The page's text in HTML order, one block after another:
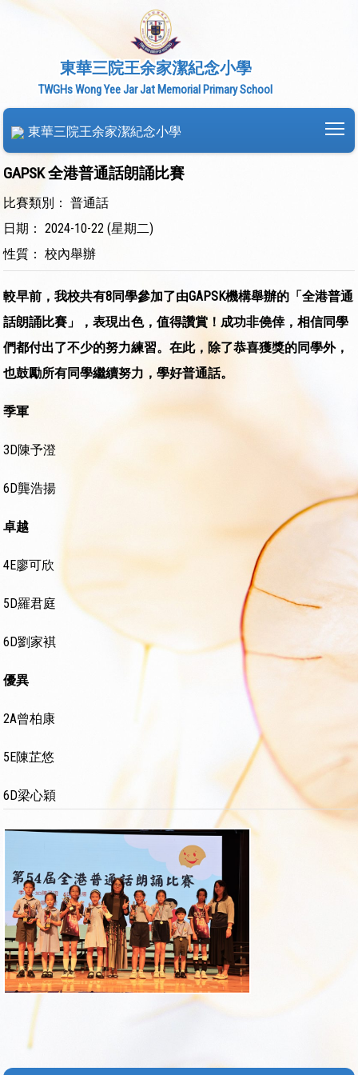
東華三院王余家潔紀念小學
TWGHs Wong Yee Jar Jat Memorial Primary School
東華三院王余家潔紀念小學
GAPSK 全港普通話朗誦比賽
比賽類別： 普通話
日期： 2024-10-22 (星期二)
性質： 校內舉辦
較早前，我校共有8同學參加了由GAPSK機構舉辦的「全港普通
話朗誦比賽」，表現出色，值得讚賞！成功非僥倖，相信同學
們都付出了不少的努力練習。在此，除了恭喜獲獎的同學外，
也鼓勵所有同學繼續努力，學好普通話。
季軍
3D陳予澄
6D龔浩揚
卓越
4E廖可欣
5D羅君庭
6D劉家褀
優異
2A曾柏康
5E陳芷悠
6D梁心穎